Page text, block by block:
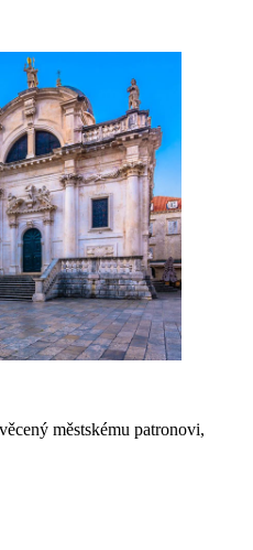
městskému patronovi,